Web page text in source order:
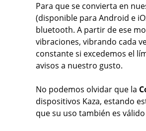
Para que se convierta en
(disponible para Android e
bluetooth. A partir de ese
vibraciones, vibrando cada
constante si excedemos el
avisos a nuestro gusto.
No podemos olvidar que la
dispositivos Kaza, estando
que su uso también es